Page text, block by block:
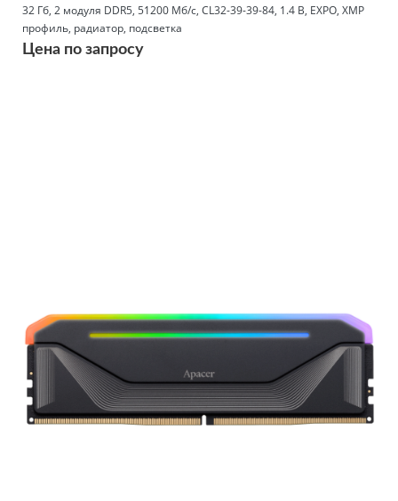
32 Гб, 2 модуля DDR5, 51200 Мб/с, CL32-39-39-84, 1.4 В, EXPO, XMP
профиль, радиатор, подсветка
Цена по запросу